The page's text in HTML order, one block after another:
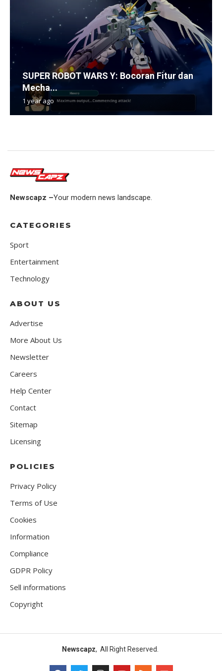
SUPER ROBOT WARS Y: Bocoran Fitur dan
Mecha...
1 year ago
Newscapz –Your modern news landscape.
CATEGORIES
Sport
Entertainment
Technology
ABOUT US
Advertise
More About Us
Newsletter
Careers
Help Center
Contact
Sitemap
Licensing
POLICIES
Privacy Policy
Terms of Use
Cookies
Information
Compliance
GDPR Policy
Sell informations
Copyright
Newscapz, All Right Reserved.